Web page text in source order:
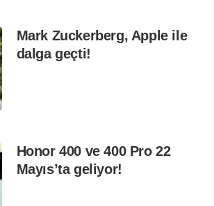
Mark Zuckerberg, Apple ile
dalga geçti!
Honor 400 ve 400 Pro 22
Mayıs’ta geliyor!